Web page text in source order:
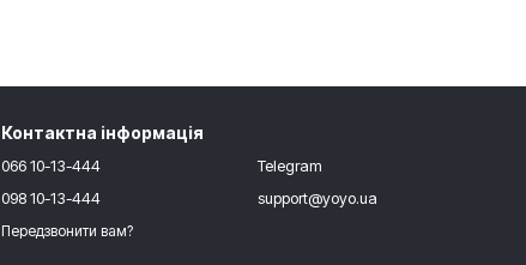
Контактна інформація
066 10-13-444
098 10-13-444
Передзвонити вам?
Telegram
support@yoyo.ua